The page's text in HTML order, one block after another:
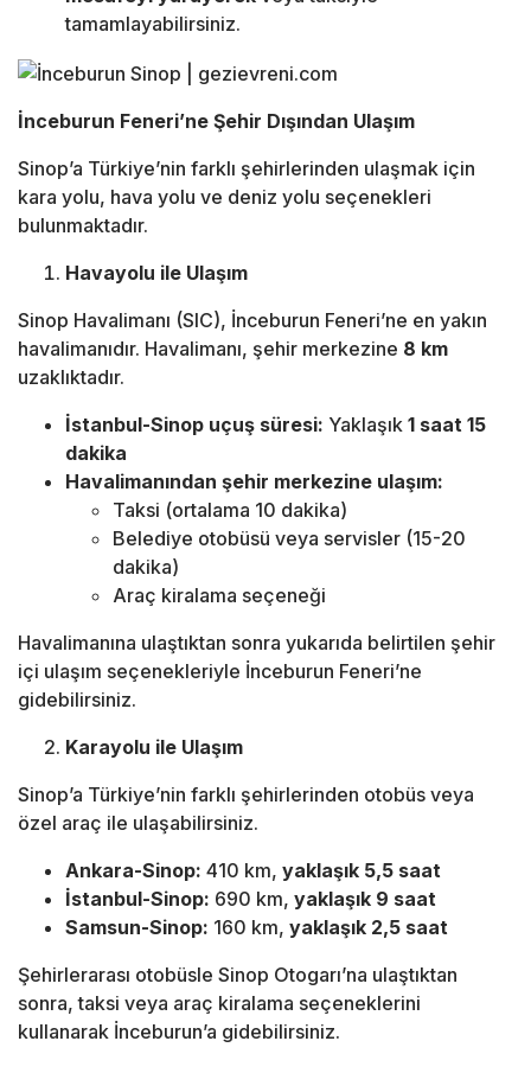
tamamlayabilirsiniz.
İnceburun Feneri’ne Şehir Dışından Ulaşım
Sinop’a Türkiye’nin farklı şehirlerinden ulaşmak için
kara yolu, hava yolu ve deniz yolu seçenekleri
bulunmaktadır.
Havayolu ile Ulaşım
Sinop Havalimanı (SIC), İnceburun Feneri’ne en yakın
havalimanıdır. Havalimanı, şehir merkezine 8 km
uzaklıktadır.
İstanbul-Sinop uçuş süresi: Yaklaşık 1 saat 15
dakika
Havalimanından şehir merkezine ulaşım:
Taksi (ortalama 10 dakika)
Belediye otobüsü veya servisler (15-20
dakika)
Araç kiralama seçeneği
Havalimanına ulaştıktan sonra yukarıda belirtilen şehir
içi ulaşım seçenekleriyle İnceburun Feneri’ne
gidebilirsiniz.
Karayolu ile Ulaşım
Sinop’a Türkiye’nin farklı şehirlerinden otobüs veya
özel araç ile ulaşabilirsiniz.
Ankara-Sinop: 410 km, yaklaşık 5,5 saat
İstanbul-Sinop: 690 km, yaklaşık 9 saat
Samsun-Sinop: 160 km, yaklaşık 2,5 saat
Şehirlerarası otobüsle Sinop Otogarı’na ulaştıktan
sonra, taksi veya araç kiralama seçeneklerini
kullanarak İnceburun’a gidebilirsiniz.